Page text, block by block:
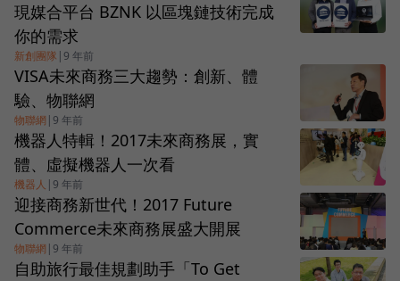
現媒合平台 BZNK 以區塊鏈技術完成
你的需求
新創團隊 | 9 年前
VISA未來商務三大趨勢：創新、體
驗、物聯網
物聯網 | 9 年前
機器人特輯！2017未來商務展，實
體、虛擬機器人一次看
機器人 | 9 年前
迎接商務新世代！2017 Future
Commerce未來商務展盛大開展
物聯網 | 9 年前
自助旅行最佳規劃助手「To Get